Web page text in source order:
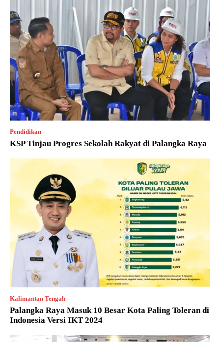
Pendidikan
KSP Tinjau Progres Sekolah Rakyat di Palangka Raya
Kalimantan Tengah
Palangka Raya Masuk 10 Besar Kota Paling Toleran di
Indonesia Versi IKT 2024